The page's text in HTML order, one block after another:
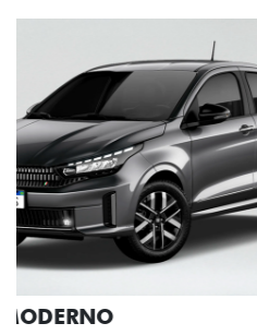
RODAS DE LIGA-LEVE